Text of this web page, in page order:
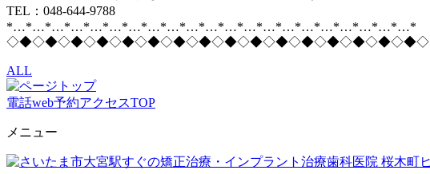
TEL：048-644-9788
*…*…*…*…*…*…*…*…*…*…*…*…*…*…*…*…*…*…*…*…*…*
◇◆◇◆◇◆◇◆◇◆◇◆◇◆◇◆◇◆◇◆◇◆◇◆◇◆◇◆◇◆◇◆◇
ALL
電話web予約アクセスTOP
メニュー